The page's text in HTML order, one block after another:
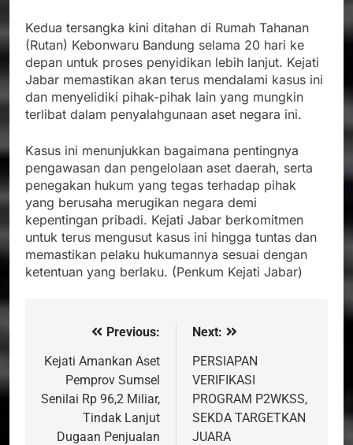
Kedua tersangka kini ditahan di Rumah Tahanan
(Rutan) Kebonwaru Bandung selama 20 hari ke
depan untuk proses penyidikan lebih lanjut. Kejati
Jabar memastikan akan terus mendalami kasus ini
dan menyelidiki pihak-pihak lain yang mungkin
terlibat dalam penyalahgunaan aset negara ini.
Kasus ini menunjukkan bagaimana pentingnya
pengawasan dan pengelolaan aset daerah, serta
penegakan hukum yang tegas terhadap pihak
yang berusaha merugikan negara demi
kepentingan pribadi. Kejati Jabar berkomitmen
untuk terus mengusut kasus ini hingga tuntas dan
memastikan pelaku hukumannya sesuai dengan
ketentuan yang berlaku. (Penkum Kejati Jabar)
Navigasi
pos
Previous:
Kejati Amankan Aset
Pemprov Sumsel
Senilai Rp 96,2 Miliar,
Tindak Lanjut
Dugaan Penjualan
Next:
PERSIAPAN
VERIFIKASI
PROGRAM P2WKSS,
SEKDA TARGETKAN
JUARA